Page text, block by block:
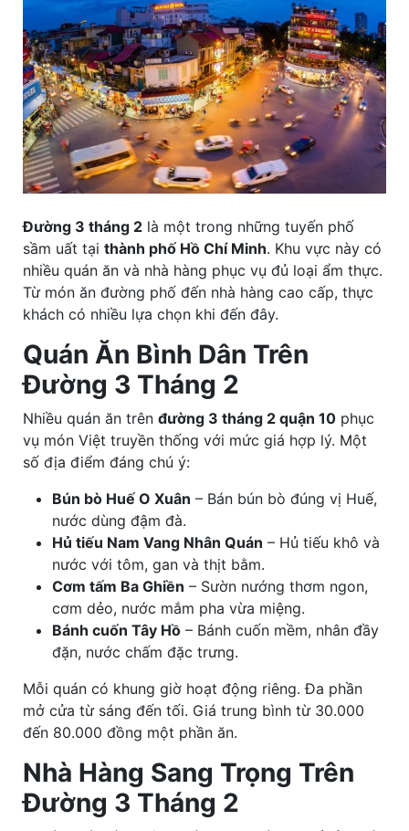
Đường 3 tháng 2 là một trong những tuyến phố
sầm uất tại thành phố Hồ Chí Minh. Khu vực này có
nhiều quán ăn và nhà hàng phục vụ đủ loại ẩm thực.
Từ món ăn đường phố đến nhà hàng cao cấp, thực
khách có nhiều lựa chọn khi đến đây.
Quán Ăn Bình Dân Trên
Đường 3 Tháng 2
Nhiều quán ăn trên đường 3 tháng 2 quận 10 phục
vụ món Việt truyền thống với mức giá hợp lý. Một
số địa điểm đáng chú ý:
Bún bò Huế O Xuân – Bán bún bò đúng vị Huế,
nước dùng đậm đà.
Hủ tiếu Nam Vang Nhân Quán – Hủ tiếu khô và
nước với tôm, gan và thịt bằm.
Cơm tấm Ba Ghiền – Sườn nướng thơm ngon,
cơm dẻo, nước mắm pha vừa miệng.
Bánh cuốn Tây Hồ – Bánh cuốn mềm, nhân đầy
đặn, nước chấm đặc trưng.
Mỗi quán có khung giờ hoạt động riêng. Đa phần
mở cửa từ sáng đến tối. Giá trung bình từ 30.000
đến 80.000 đồng một phần ăn.
Nhà Hàng Sang Trọng Trên
Đường 3 Tháng 2